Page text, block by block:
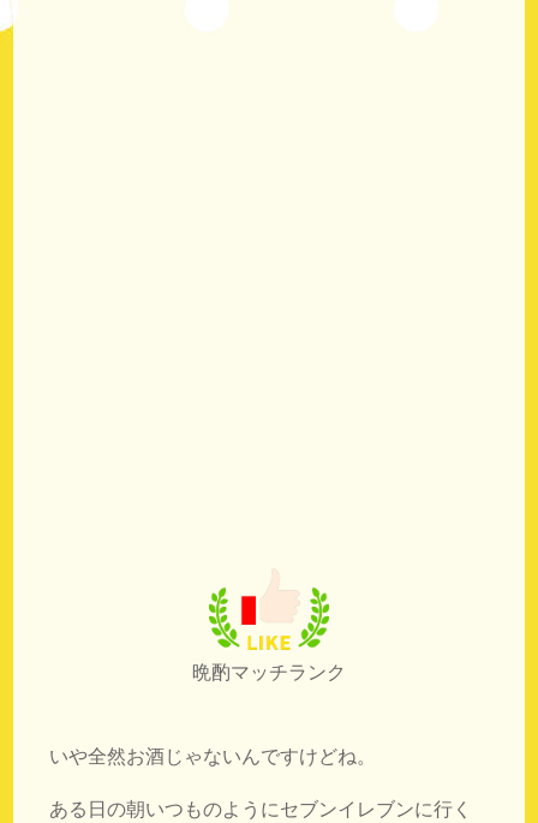
晩酌マッチランク
いや全然お酒じゃないんですけどね。
ある日の朝いつものようにセブンイレブンに行く